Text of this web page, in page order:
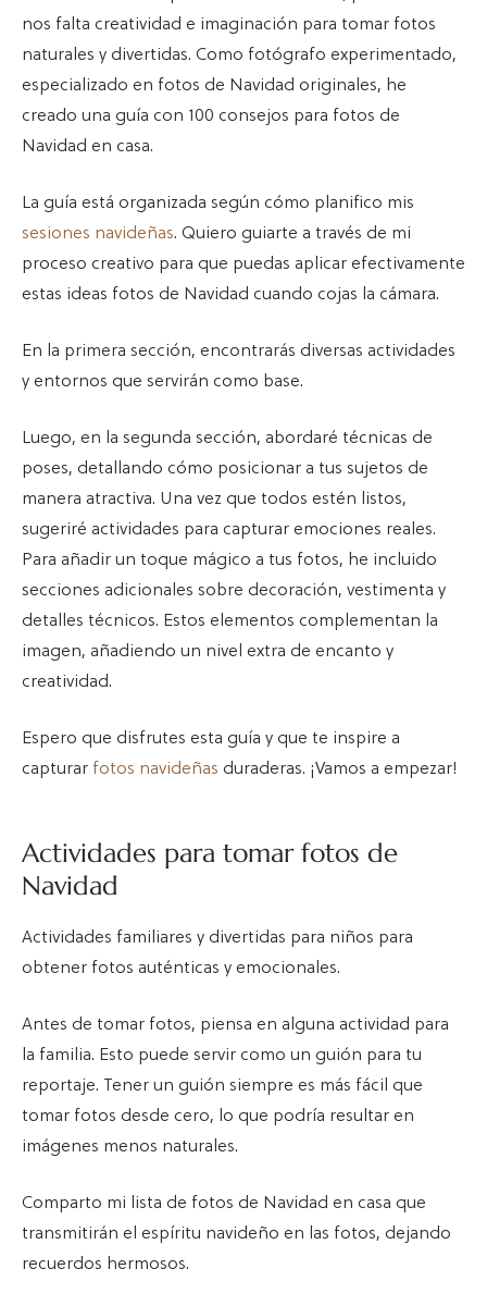
nos falta creatividad e imaginación para tomar fotos
naturales y divertidas. Como fotógrafo experimentado,
especializado en fotos de Navidad originales, he
creado una guía con 100 consejos para fotos de
Navidad en casa.
La guía está organizada según cómo planifico mis
sesiones navideñas. Quiero guiarte a través de mi
proceso creativo para que puedas aplicar efectivamente
estas ideas fotos de Navidad cuando cojas la cámara.
En la primera sección, encontrarás diversas actividades
y entornos que servirán como base.
Luego, en la segunda sección, abordaré técnicas de
poses, detallando cómo posicionar a tus sujetos de
manera atractiva. Una vez que todos estén listos,
sugeriré actividades para capturar emociones reales.
Para añadir un toque mágico a tus fotos, he incluido
secciones adicionales sobre decoración, vestimenta y
detalles técnicos. Estos elementos complementan la
imagen, añadiendo un nivel extra de encanto y
creatividad.
Espero que disfrutes esta guía y que te inspire a
capturar fotos navideñas duraderas. ¡Vamos a empezar!
Actividades para tomar fotos de
Navidad
Actividades familiares y divertidas para niños para
obtener fotos auténticas y emocionales.
Antes de tomar fotos, piensa en alguna actividad para
la familia. Esto puede servir como un guión para tu
reportaje. Tener un guión siempre es más fácil que
tomar fotos desde cero, lo que podría resultar en
imágenes menos naturales.
Comparto mi lista de fotos de Navidad en casa que
transmitirán el espíritu navideño en las fotos, dejando
recuerdos hermosos.